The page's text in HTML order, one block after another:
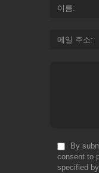
이름
메일 주소
By
consent to
specified